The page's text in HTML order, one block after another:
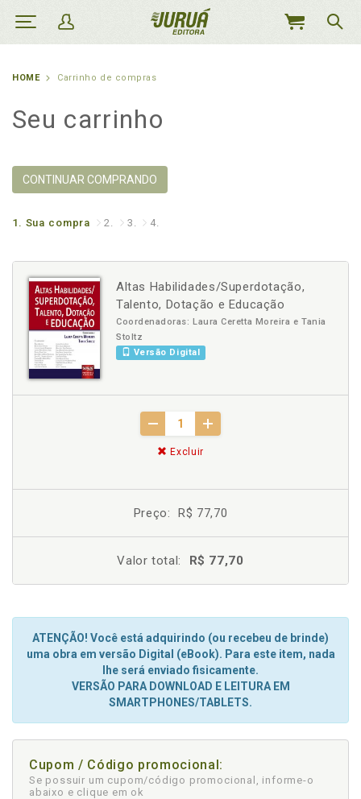
MEU
HOME Carrinho de compras
Seu carrinho
CONTINUAR COMPRANDO
1. Sua compra 2. 3. 4.
Altas Habilidades/Superdotação,
Talento, Dotação e Educação
Coordenadoras: Laura Ceretta Moreira e Tania
Stoltz
Versão Digital
Excluir
Preço: R$ 77,70
Valor total: R$ 77,70
ATENÇÃO! Você está adquirindo (ou recebeu de brinde)
uma obra em versão Digital (eBook). Para este item, nada
lhe será enviado fisicamente.
VERSÃO PARA DOWNLOAD E LEITURA EM
SMARTPHONES/TABLETS.
Cupom / Código promocional:
Se possuir um cupom/código promocional, informe-o
abaixo e clique em ok